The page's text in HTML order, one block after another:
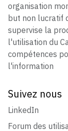
organisation
but non lucratif
supervise la
l'utilisation du
compétences
l'information
Suivez nous
LinkedIn
Forum des